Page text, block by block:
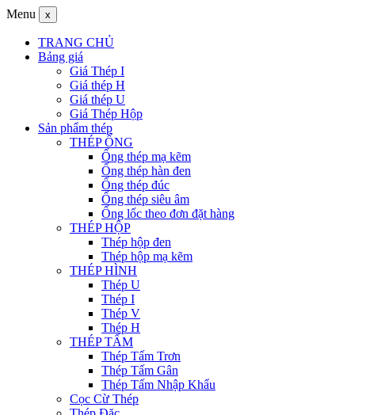
Menu x
TRANG CHỦ
Bảng giá
Giá Thép I
Giá thép H
Giá thép U
Giá Thép Hộp
Sản phẩm thép
THÉP ỐNG
Ống thép mạ kẽm
Ống thép hàn đen
Ống thép đúc
Ống thép siêu âm
Ống lốc theo đơn đặt hàng
THÉP HỘP
Thép hộp đen
Thép hộp mạ kẽm
THÉP HÌNH
Thép U
Thép I
Thép V
Thép H
THÉP TẤM
Thép Tấm Trơn
Thép Tấm Gân
Thép Tấm Nhập Khẩu
Cọc Cừ Thép